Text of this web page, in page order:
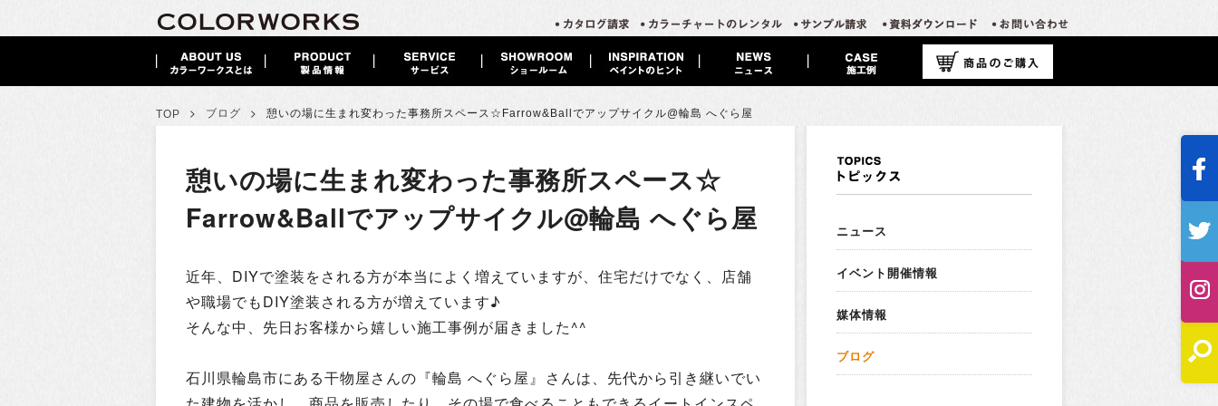
TOP > ブログ > 憩いの場に生まれ変わった事務所スペース☆ Farrow&Ballでアップサイクル@輪島 へぐら屋
憩いの場に生まれ変わった事務所スペース☆
Farrow&Ballでアップサイクル@輪島 へぐら屋
近年、DIYで塗装をされる方が本当によく増えていますが、住宅だけでなく、店舗
や職場でもDIY塗装される方が増えています♪
そんな中、先日お客様から嬉しい施工事例が届きました^^
石川県輪島市にある干物屋さんの『輪島 へぐら屋』さんは、先代から引き継いでい
ニュース
イベント開催情報
媒体情報
ブログ